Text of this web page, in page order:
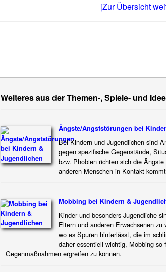
[Zur Übersicht
Weiteres aus der Themen-, Spiele- und
Ängste/Angststörungen bei
Bei Kindern und Jugendlichen sind
gegen spezifische Gegenstände,
bzw. Phobien richten sich die
anderen Menschen in Kontakt
Mobbing bei Kindern &
Kinder und besonders Jugendliche
Eltern und anderen Erwachsenen
wo es Spuren hinterlässt, die im
daher essentiell wichtig, Mobbing
Gegenmaßnahmen ergreifen zu können.